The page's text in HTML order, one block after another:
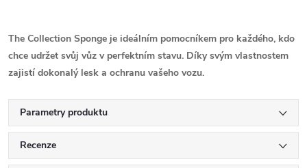
The Collection Sponge je ideálním pomocníkem pro každého, kdo
chce udržet svůj vůz v perfektním stavu. Díky svým vlastnostem
zajistí dokonalý lesk a ochranu vašeho vozu.
Parametry produktu
Recenze